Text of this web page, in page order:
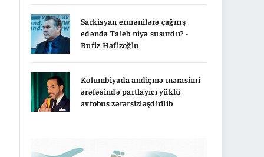
Sarkisyan ermənilərə çağırış
edəndə Taleb niyə susurdu? -
Rufiz Hafizoğlu
Kolumbiyada andiçmə mərasimi
ərəfəsində partlayıcı yüklü
avtobus zərərsizləşdirilib